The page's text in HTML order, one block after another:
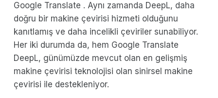
Google Translate . Aynı zamanda DeepL, daha
doğru bir makine çevirisi hizmeti olduğunu
kanıtlamış ve daha incelikli çeviriler sunabiliyor.
Her iki durumda da, hem Google Translate
DeepL, günümüzde mevcut olan en gelişmiş
makine çevirisi teknolojisi olan sinirsel makine
çevirisi ile destekleniyor.